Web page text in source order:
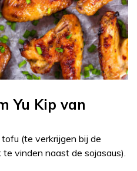
Yu Kip van
(te verkrijgen bij de
vinden naast de sojasaus).